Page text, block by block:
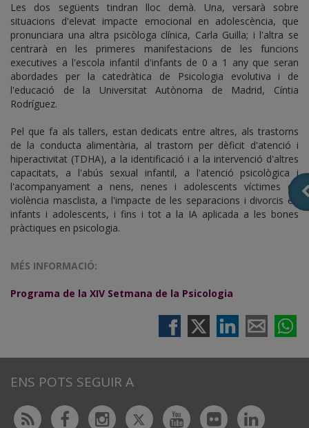
Les dos següents tindran lloc demà. Una, versarà sobre
situacions d'elevat impacte emocional en adolescència, que
pronunciara una altra psicòloga clínica, Carla Guilla; i l'altra se
centrarà en les primeres manifestacions de les funcions
executives a l'escola infantil d'infants de 0 a 1 any que seran
abordades per la catedràtica de Psicologia evolutiva i de
l'educació de la Universitat Autònoma de Madrid, Cíntia
Rodríguez.
Pel que fa als tallers, estan dedicats entre altres, als trastorns
de la conducta alimentària, al trastorn per dèficit d'atenció i
hiperactivitat (TDHA), a la identificació i a la intervenció d'altres
capacitats, a l'abús sexual infantil, a l'atenció psicològica i
l'acompanyament a nens, nenes i adolescents víctimes de
violència masclista, a l'impacte de les separacions i divorcis en
infants i adolescents, i fins i tot a la IA aplicada a les bones
pràctiques en psicologia.
MÉS INFORMACIÓ:
Programa de la XIV Setmana de la Psicologia
ENS POTS SEGUIR A
Rss FacebookInstagram
TwitterYoutubeFlickr